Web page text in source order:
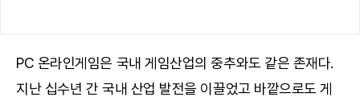
PC 온라인게임은 국내 게임산업의 중추와도 같은 존재다.
지난 십수년 간 국내 산업 발전을 이끌었고 바깥으로도 게